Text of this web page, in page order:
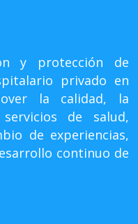
y protección de
privado en
la calidad, la
de salud,
de experiencias,
continuo de